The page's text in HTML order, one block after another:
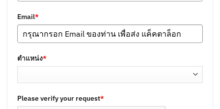
Email*
ตำแหน่ง*
Please verify your request*